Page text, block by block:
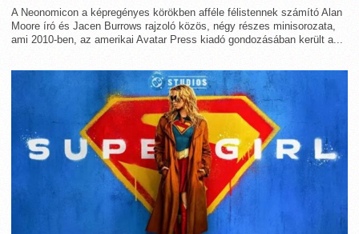
A Neonomicon a képregényes körökben afféle félistennek számító Alan
Moore író és Jacen Burrows rajzoló közös, négy részes minisorozata,
ami 2010-ben, az amerikai Avatar Press kiadó gondozásában került a...